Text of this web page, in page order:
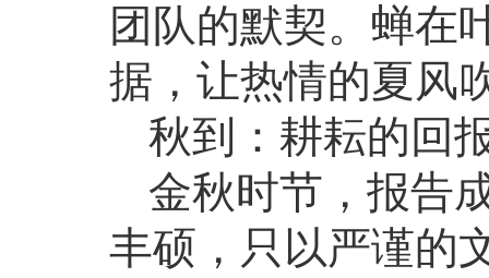
团队的默契。蝉在
据，让热情的夏风
秋到：耕耘的回
金秋时节，报告
丰硕，只以严谨的